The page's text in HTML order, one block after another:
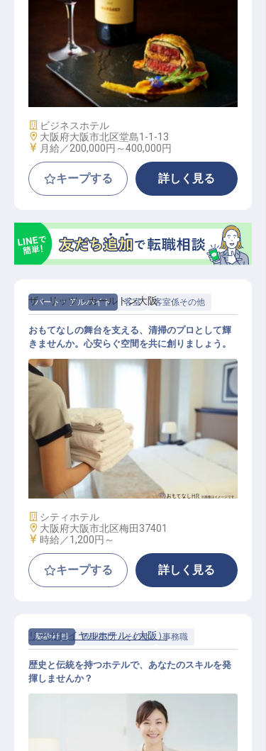
【成長志向強めな方向け】洋食調理
施設業態
ビジネスホテル
勤務地
大阪府大阪市北区堂島1-1-13
給与
月給／200,000円～400,000円
キープする 詳しく見る
パート・アルバイト 客室 客室係その他
宿泊部フィットネスSPA、プールエ
リア清掃員
ザ・リッツ・カールトン大阪
おもてなしの舞台を支える、清掃のプロとして輝
きませんか。心安らぐ空間を共に創りましょう。
施設業態
シティホテル
勤務地
大阪府大阪市北区梅田37401
給与
時給／1,200円～
キープする 詳しく見る
契約社員 管理部門・その他 事務職
リーガロイヤルホテル（大阪）
歴史と伝統を持つホテルで、あなたのスキルを発
揮しませんか？